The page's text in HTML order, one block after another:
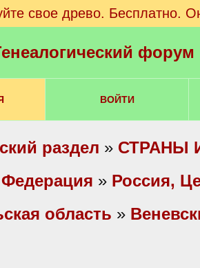
свое древо. Бесплатно.
ВОЙТИ
раздел » СТРАНЫ
» Россия,
область »